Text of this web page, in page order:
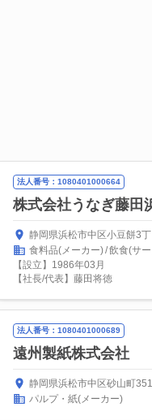
法人番号：1080401000664
株式会社うなぎ藤田
静岡県浜松市中区小豆餅3
食料品(メーカー) 飲食(サ
【設立】1986年03月
【社長/代表】藤田将徳
法人番号：1080401000689
遠州製紙株式会社
静岡県浜松市中区砂山町
パルプ・紙(メーカー)